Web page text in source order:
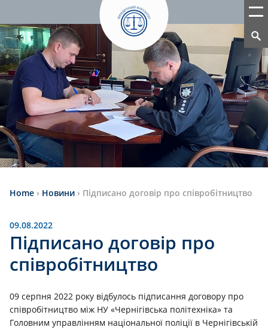
Home › Новини › Підписано договір про співробітництво
09.08.2022
Підписано договір про
співробітництво
09 серпня 2022 року відбулось підписання договору про
співробітництво між НУ «Чернігівська політехніка» та
Головним управлінням національної поліції в Чернігівській